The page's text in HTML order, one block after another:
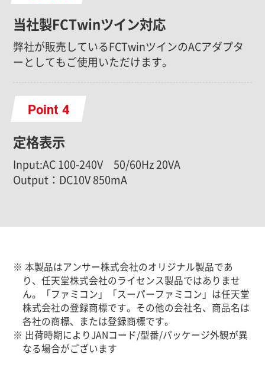
当社製FCTwinツイン対応
弊社が販売しているFCTwinツインのACアダプタ
ーとしてもご使用いただけます。
Point
定格表示
Input:AC 100-240V 50/60Hz 20VA
Output：DC10V 850mA
※ 本製品はアンサー株式会社のオリジナル製品であ
り、任天堂株式会社のライセンス製品ではありませ
ん。「ファミコン」「スーパーファミコン」は任天堂
株式会社の登録商標です。その他の会社名、商品名は
各社の商標、または登録商標です。
※ 出荷時期によりJANコード/型番/パッケージ外観が異
なる場合がございます